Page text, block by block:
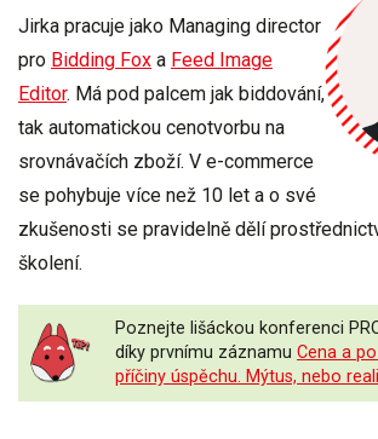
Jirka pracuje jako Managing director
pro Bidding Fox a Feed Image
Editor. Má pod palcem jak biddování,
tak automatickou cenotvorbu na
srovnávačích zboží. V e-commerce
se pohybuje více než 10 let a o své
zkušenosti se pravidelně dělí
školení.
Poznejte lišáckou konferenci
díky prvnímu záznamu Cena a
příčiny úspěchu. Mýtus, nebo